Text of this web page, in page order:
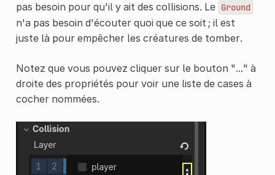
pas besoin pour qu'il y ait des collisions. Le Ground
n'a pas besoin d'écouter quoi que ce soit ; il est
juste là pour empêcher les créatures de tomber.
Notez que vous pouvez cliquer sur le bouton "..." à
droite des propriétés pour voir une liste de cases à
cocher nommées.